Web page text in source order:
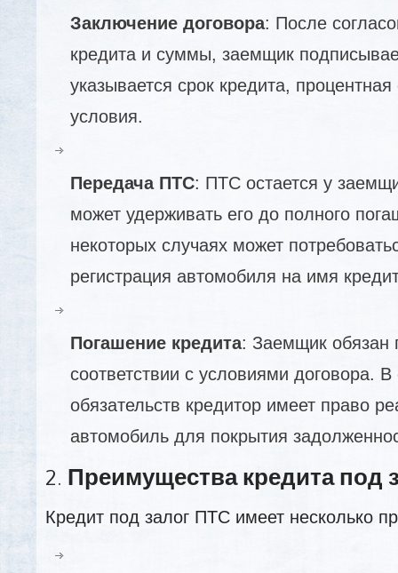
Заключение договора: После
кредита и суммы, заемщик
указывается срок кредита, процентная
условия.
Передача ПТС: ПТС остается у
может удерживать его до полного
некоторых случаях может
регистрация автомобиля на имя
Погашение кредита: Заемщик обязан
соответствии с условиями договора.
обязательств кредитор имеет право
автомобиль для покрытия
2. Преимущества кредита под
Кредит под залог ПТС имеет несколько